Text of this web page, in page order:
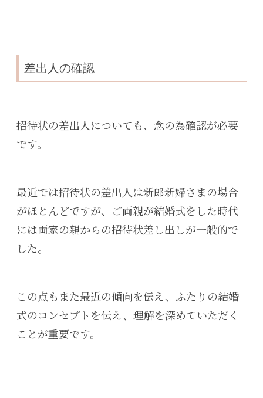
差出人の確認
招待状の差出人についても、念の為確認が必要
です。
最近では招待状の差出人は新郎新婦さまの場合
がほとんどですが、ご両親が結婚式をした時代
には両家の親からの招待状差し出しが一般的で
した。
この点もまた最近の傾向を伝え、ふたりの結婚
式のコンセプトを伝え、理解を深めていただく
ことが重要です。